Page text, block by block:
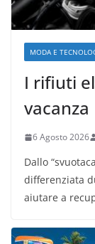
MODA E
I rifiuti
vacanza
6 Agosto 2026
Dallo
differenziata
aiutare a